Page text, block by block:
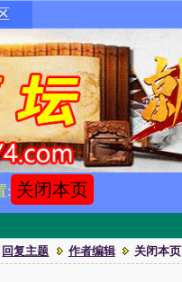
: 关闭本页
回复主题 作者编辑 关闭本页